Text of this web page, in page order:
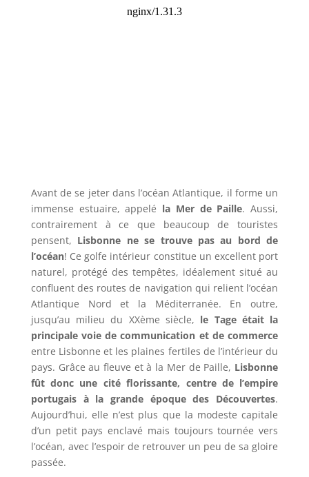
Avant de se jeter dans l’océan Atlantique, il forme un
immense estuaire, appelé la Mer de Paille. Aussi,
contrairement à ce que beaucoup de touristes
pensent, Lisbonne ne se trouve pas au bord de
l’océan! Ce golfe intérieur constitue un excellent port
naturel, protégé des tempêtes, idéalement situé au
confluent des routes de navigation qui relient l’océan
Atlantique Nord et la Méditerranée. En outre,
jusqu’au milieu du XXème siècle, le Tage était la
principale voie de communication et de commerce
entre Lisbonne et les plaines fertiles de l’intérieur du
pays. Grâce au fleuve et à la Mer de Paille, Lisbonne
fût donc une cité florissante, centre de l’empire
portugais à la grande époque des Découvertes.
Aujourd’hui, elle n’est plus que la modeste capitale
d’un petit pays enclavé mais toujours tournée vers
l’océan, avec l’espoir de retrouver un peu de sa gloire
passée.